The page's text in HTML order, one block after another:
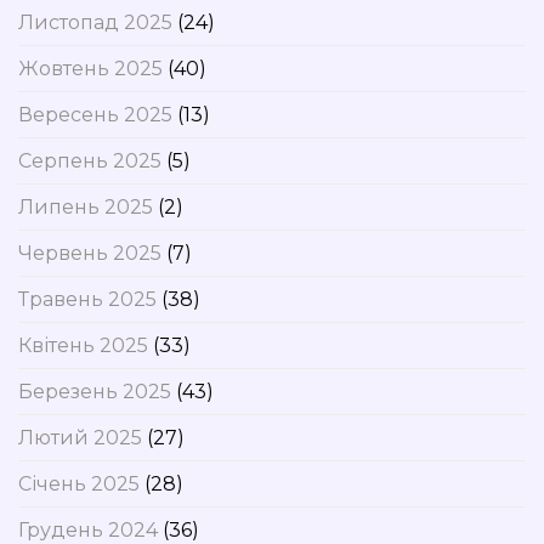
Листопад 2025 (24)
Жовтень 2025 (40)
Вересень 2025 (13)
Серпень 2025 (5)
Липень 2025 (2)
Червень 2025 (7)
Травень 2025 (38)
Квітень 2025 (33)
Березень 2025 (43)
Лютий 2025 (27)
Січень 2025 (28)
Грудень 2024(36)